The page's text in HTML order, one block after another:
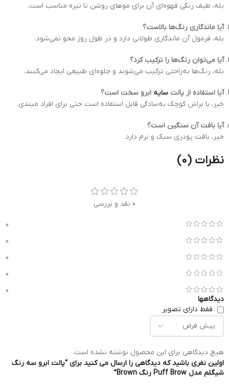
بله، طیف رنگی قهوه‌ای آن برای موهای روشن تا تیره مناسب است.
آیا ماندگاری رنگ‌ها بالاست؟
بله، فرمول آن ماندگاری طولانی دارد و در طول روز محو نمی‌شود.
آیا می‌توان رنگ‌ها را ترکیب کرد؟
بله، رنگ‌ها به‌راحتی ترکیب می‌شوند و جلوه‌ای طبیعی ایجاد می‌کنند.
آیا استفاده از پالت سایه ابرو سخت است؟
خیر، با براش کوچک به‌سادگی قابل استفاده است حتی برای افراد مبتدی.
آیا بافت آن سنگین است؟
خیر، بافت پودری سبک و نرم دارد.
نظرات (0)
0 نقد و بررسی
0
0
0
0
0
دیدگاهها
فقط دارای تصویر
هیچ دیدگاهی برای این محصول نوشته نشده است.
اولین نفری باشید که دیدگاهی را ارسال می کنید برای “پالت ابرو سه رنگ
شیگلم مدل Puff Brow رنگ Brown”